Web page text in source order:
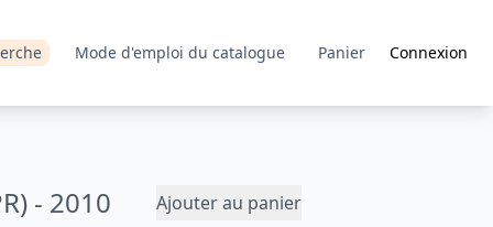
Mode d'emploi du catalogue Panier Connexion
- 2010 Ajouter au panier